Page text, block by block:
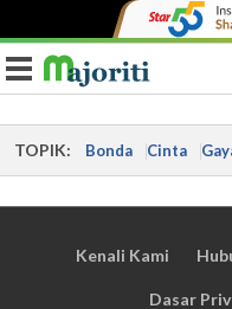
Toggle navigation
TOPIK: Bonda Cinta
Kenali Kami
Dasar